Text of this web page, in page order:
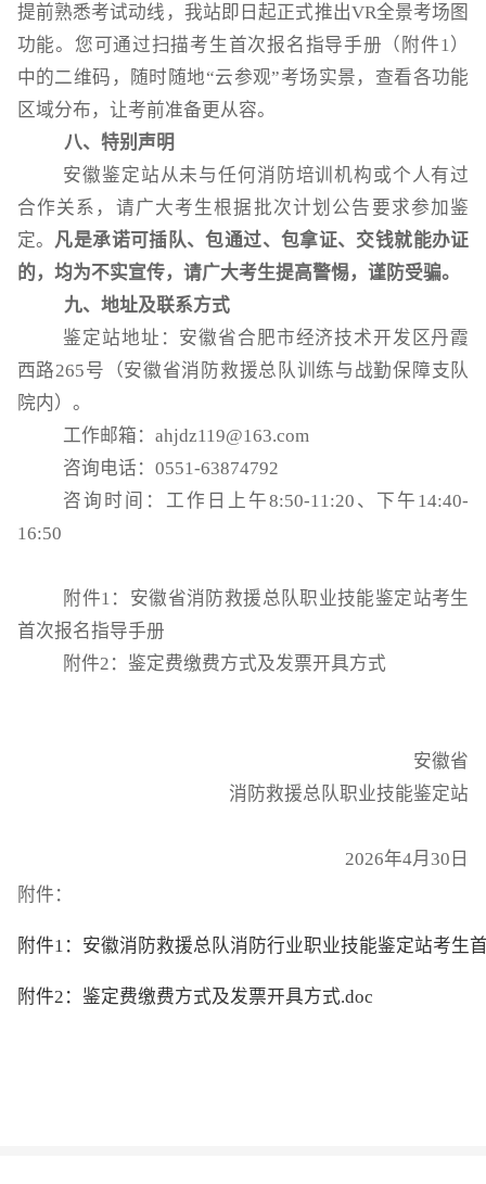
提前熟悉考试动线，我站即日起正式推出VR全景考场图
功能。您可通过扫描考生首次报名指导手册（附件1）
中的二维码，随时随地“云参观”考场实景，查看各功能
区域分布，让考前准备更从容。
八、特别声明
安徽鉴定站从未与任何消防培训机构或个人有过
合作关系，请广大考生根据批次计划公告要求参加鉴
定。 凡是承诺可插队、包通过、包拿证、交钱就能办证
的，均为不实宣传，请广大考生提高警惕，谨防受骗。
九、地址及联系方式
鉴定站地址：安徽省合肥市经济技术开发区丹霞
西路265号（安徽省消防救援总队训练与战勤保障支队
院内）。
工作邮箱：ahjdz119@163.com
咨询电话：0551-63874792
咨询时间：工作日上午8:50-11:20、下午14:40-
16:50
附件1 ：安徽省消防救援总队职业技能鉴定站考生
首次报名指导手册
附件2：鉴定费缴费方式及发票开具方式
安徽省
消防救援总队职业技能鉴定站
2026年4月30日
附件：
附件1：安徽消防救援总队消防行业职业技能鉴定站考生
附件2：鉴定费缴费方式及发票开具方式.doc